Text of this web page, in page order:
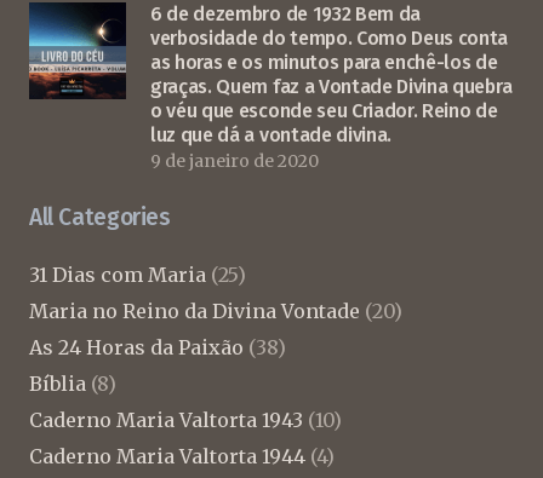
6 de dezembro de 1932 Bem da
verbosidade do tempo. Como Deus conta
as horas e os minutos para enchê-los de
graças. Quem faz a Vontade Divina quebra
o véu que esconde seu Criador. Reino de
luz que dá a vontade divina.
9 de janeiro de 2020
All Categories
31 Dias com Maria (25)
Maria no Reino da Divina Vontade (20)
As 24 Horas da Paixão (38)
Bíblia (8)
Caderno Maria Valtorta 1943 (10)
Caderno Maria Valtorta 1944 (4)